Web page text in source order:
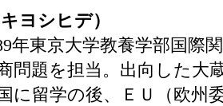
ヨシヒデ）
年東京大学教養学部国際
問題を担当。出向した大
に留学の後、ＥＵ（欧州